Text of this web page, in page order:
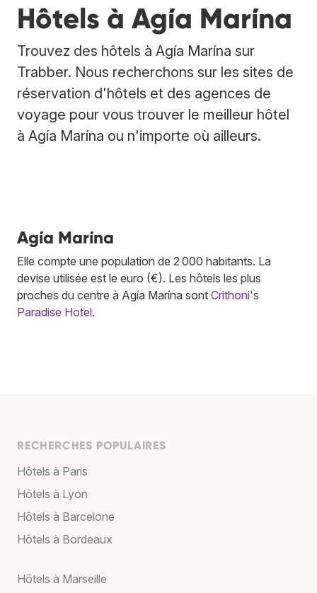
Hôtels à Agía Marína
Trouvez des hôtels à Agía Marína sur
Trabber. Nous recherchons sur les sites de
réservation d'hôtels et des agences de
voyage pour vous trouver le meilleur hôtel
à Agía Marína ou n'importe où ailleurs.
Agía Marína
Elle compte une population de 2 000 habitants. La
devise utilisée est le euro (€). Les hôtels les plus
proches du centre à Agía Marína sont Crithoni's
Paradise Hotel.
RECHERCHES POPULAIRES
Hôtels à Paris
Hôtels à Lyon
Hôtels à Barcelone
Hôtels à Bordeaux
Hôtels à Marseille